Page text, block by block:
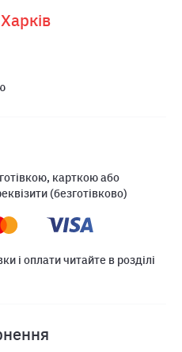
Харкiв
карткою або
(безготівково)
і оплати читайте в розділі